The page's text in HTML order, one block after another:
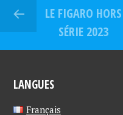
LE FIGARO HORS
SÉRIE 2023
LANGUES
Français